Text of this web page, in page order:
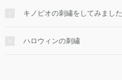
キノピオの刺繡をしてみました
ハロウィンの刺繡